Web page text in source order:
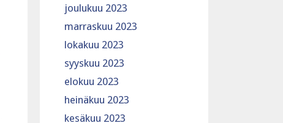
joulukuu 2023
marraskuu 2023
lokakuu 2023
syyskuu 2023
elokuu 2023
heinäkuu 2023
kesäkuu 2023